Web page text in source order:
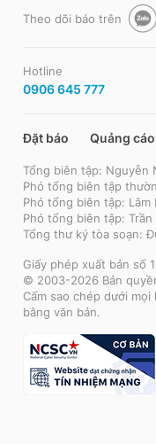
Theo dõi báo trên
Hotline
0906 645 777
Đặt báo Quảng cáo
Tổng biên tập: Nguyễn
Phó tổng biên tập
Phó tổng biên tập: Lâm
Phó tổng biên tập:
Tổng thư ký tòa soạn:
Giấy phép xuất bản số
© 2003-2026 Bản
Cấm sao chép dưới
bằng văn bản.